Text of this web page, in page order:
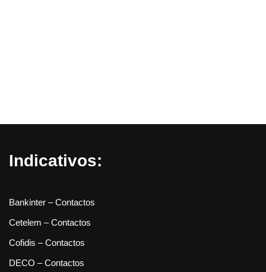
Indicativos:
Bankinter – Contactos
Cetelem – Contactos
Cofidis – Contactos
DECO – Contactos